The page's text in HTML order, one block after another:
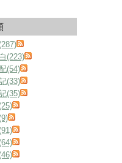
(223)
(54)
(33)
(35)